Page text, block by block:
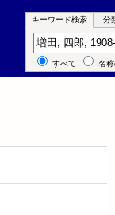
キーワード検索 分
キーワード検索
すべて 名